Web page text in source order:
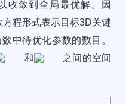
收敛到全局最优解。因
方程形式表示目标3D关键
中待优化参数的数目。
和
之间的空间